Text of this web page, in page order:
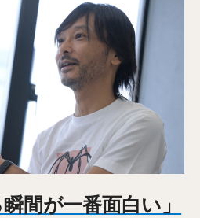
間が一番面白い」